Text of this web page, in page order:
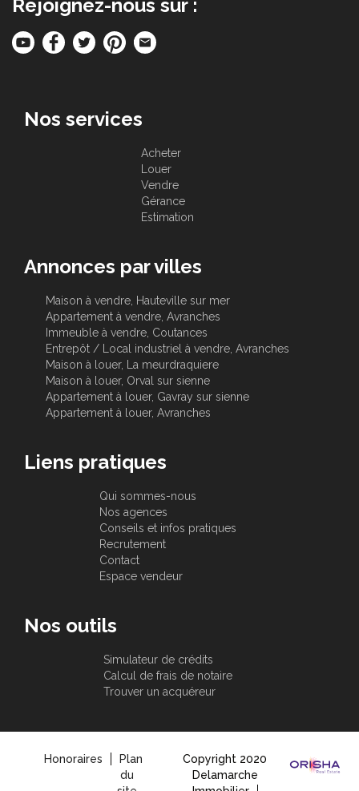
Rejoignez-nous sur :
Nos services
Acheter
Louer
Vendre
Gérance
Estimation
Annonces par villes
Maison à vendre, Hauteville sur mer
Appartement à vendre, Avranches
Immeuble à vendre, Coutances
Entrepôt / Local industriel à vendre, Avranches
Maison à louer, La meurdraquiere
Maison à louer, Orval sur sienne
Appartement à louer, Gavray sur sienne
Appartement à louer, Avranches
Liens pratiques
Qui sommes-nous
Nos agences
Conseils et infos pratiques
Recrutement
Contact
Espace vendeur
Nos outils
Simulateur de crédits
Calcul de frais de notaire
Trouver un acquéreur
Honoraires
Plan
du
Copyright 2020
Delamarche